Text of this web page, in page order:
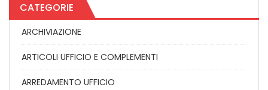
CATEGORIE
ARCHIVIAZIONE
ARTICOLI UFFICIO E COMPLEMENTI
ARREDAMENTO UFFICIO